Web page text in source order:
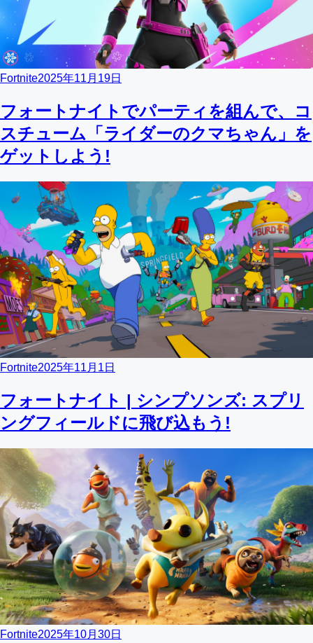
Fortnite2025年11月19日
フォートナイトでパーティを組んで、コ
スチューム「ライダーのクマちゃん」を
ゲットしよう!
Fortnite2025年11月1日
フォートナイト | シンプソンズ: スプリ
ングフィールドに飛び込もう!
Fortnite2025年10月30日